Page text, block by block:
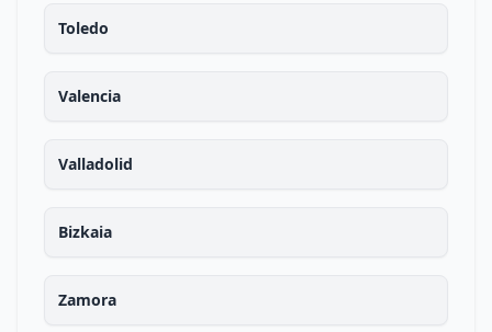
Toledo
Valencia
Valladolid
Bizkaia
Zamora